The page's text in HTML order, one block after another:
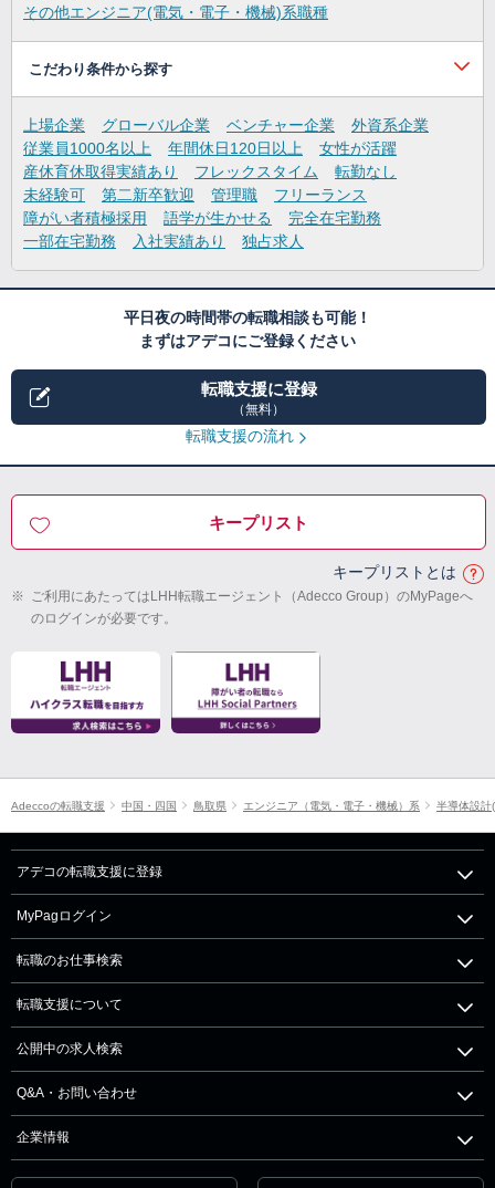
その他エンジニア(電気・電子・機械)系職種
こだわり条件から探す
上場企業 グローバル企業 ベンチャー企業
外資系企業
従業員1000名以上
年間休日120日以上
女性が活躍
産休育休取得実績あり
フレックスタイム
転勤なし
未経験可
第二新卒歓迎 管理職
フリーランス
障がい者積極採用
語学が生かせる
完全在宅勤務
一部在宅勤務
入社実績あり 独占求人
平日夜の時間帯の転職相談も可能！
まずはアデコにご登録ください
転職支援に登録
（無料）
転職支援の流れ
キープリスト
キープリストとは
※ ご利用にあたってはLHH転職エージェント（Adecco Group）のMyPageへ
のログインが必要です。
Adeccoの転職支援 中国・四国 鳥取県 エンジニア（電気・電子・機械）系 半導体設計
アデコの転職支援に登録
MyPagログイン
転職のお仕事検索
転職支援について
公開中の求人検索
Q&A・お問い合わせ
企業情報